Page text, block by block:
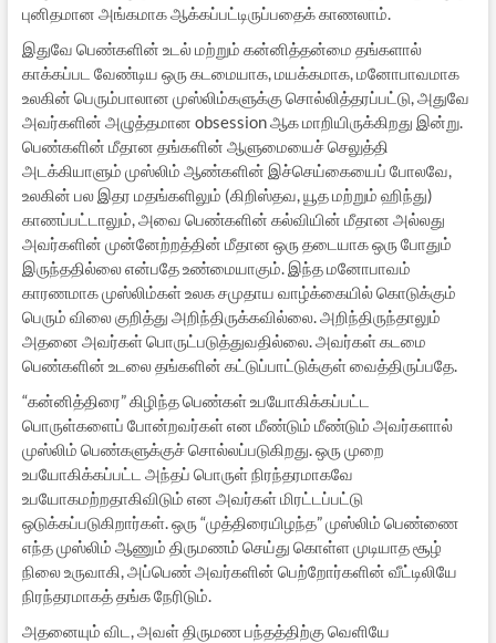
புனிதமான அங்கமாக ஆக்கப்பட்டிருப்பதைக் காணலாம்.
இதுவே பெண்களின் உடல் மற்றும் கன்னித்தன்மை தங்களால்
காக்கப்பட வேண்டிய ஒரு கடமையாக, மயக்கமாக, மனோபாவமாக
உலகின் பெரும்பாலான முஸ்லிம்களுக்கு சொல்லித்தரப்பட்டு, அதுவே
அவர்களின் அழுத்தமான obsession ஆக மாறியிருக்கிறது இன்று.
பெண்களின் மீதான தங்களின் ஆளுமையைச் செலுத்தி
அடக்கியாளும் முஸ்லிம் ஆண்களின் இச்செய்கையைப் போலவே,
உலகின் பல இதர மதங்களிலும் (கிறிஸ்தவ, யூத மற்றும் ஹிந்து)
காணப்பட்டாலும், அவை பெண்களின் கல்வியின் மீதான அல்லது
அவர்களின் முன்னேற்றத்தின் மீதான ஒரு தடையாக ஒரு போதும்
இருந்ததில்லை என்பதே உண்மையாகும். இந்த மனோபாவம்
காரணமாக முஸ்லிம்கள் உலக சமுதாய வாழ்க்கையில் கொடுக்கும்
பெரும் விலை குறித்து அறிந்திருக்கவில்லை. அறிந்திருந்தாலும்
அதனை அவர்கள் பொருட்படுத்துவதில்லை. அவர்கள் கடமை
பெண்களின் உடலை தங்களின் கட்டுப்பாட்டுக்குள் வைத்திருப்பதே.
“கன்னித்திரை” கிழிந்த பெண்கள் உபயோகிக்கப்பட்ட
பொருள்களைப் போன்றவர்கள் என மீண்டும் மீண்டும் அவர்களால்
முஸ்லிம் பெண்களுக்குச் சொல்லப்படுகிறது. ஒரு முறை
உபயோகிக்கப்பட்ட அந்தப் பொருள் நிரந்தரமாகவே
உபயோகமற்றதாகிவிடும் என அவர்கள் மிரட்டப்பட்டு
ஒடுக்கப்படுகிறார்கள். ஒரு “முத்திரையிழந்த” முஸ்லிம் பெண்ணை
எந்த முஸ்லிம் ஆணும் திருமணம் செய்து கொள்ள முடியாத சூழ்
நிலை உருவாகி, அப்பெண் அவர்களின் பெற்றோர்களின் வீட்டிலியே
நிரந்தரமாகத் தங்க நேரிடும்.
அதனையும் விட, அவள் திருமண பந்தத்திற்கு வெளியே